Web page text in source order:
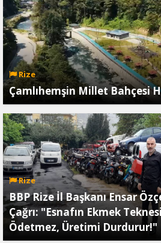
Rize
Çamlıhemşin Millet Bahçesi
Rize
BBP Rize İl Başkanı Ensar
Çağrı: "Esnafın Ekmek
Ödetmez, Üretimi Durdurur!"